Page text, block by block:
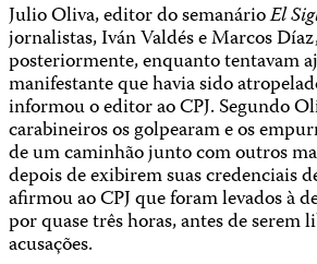
Julio Oliva, editor do semanárioEl
jornalistas, Iván Valdés e Marcos
posteriormente, enquanto tentavam
manifestante que havia sido
informou o editor ao CPJ. Segundo
carabineiros os golpearam e os
de um caminhão junto com outros
depois de exibirem suas credenciais
afirmou ao CPJ que foram levados à
por quase três horas, antes de serem
acusações.